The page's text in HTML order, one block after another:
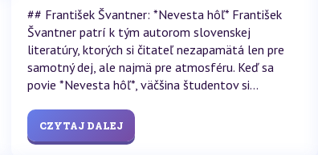
## František Švantner: *Nevesta hôľ* František
Švantner patrí k tým autorom slovenskej
literatúry, ktorých si čitateľ nezapamätá len pre
samotný dej, ale najmä pre atmosféru. Keď sa
povie *Nevesta hôľ*, väčšina študentov si...
CZYTAJ DALEJ